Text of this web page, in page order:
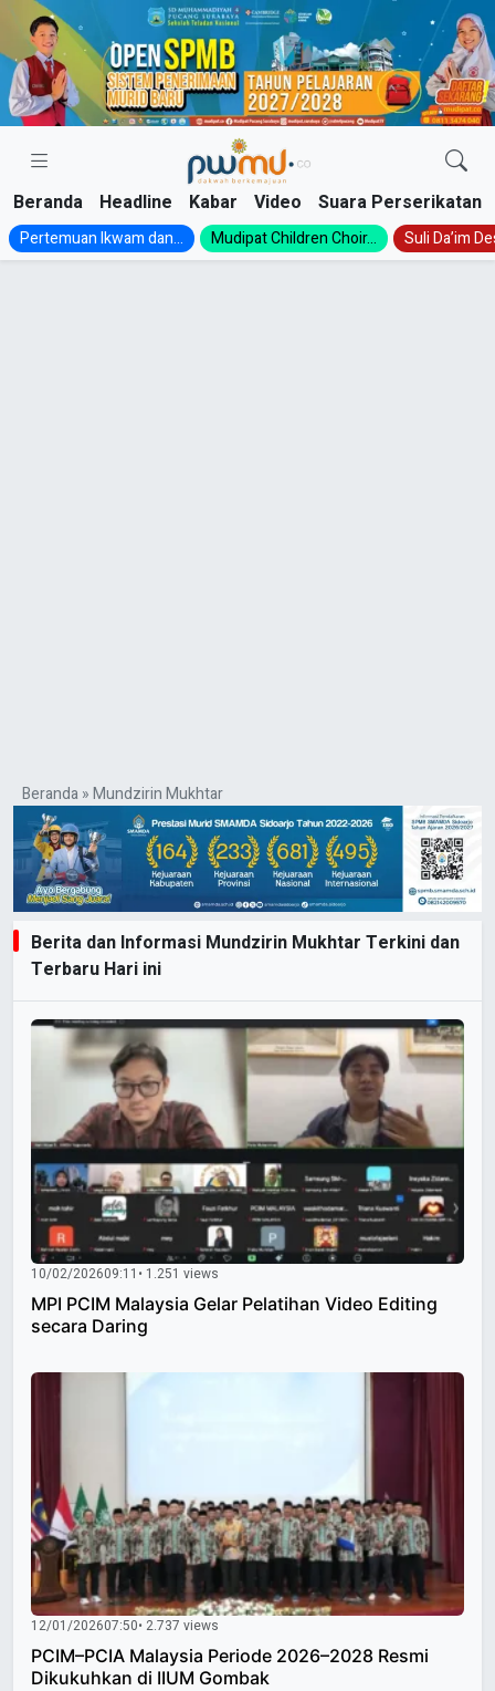
Skip
content
Beranda Headline Kabar Video Suara Perserikatan
Pertemuan Ikwam dan... Mudipat Children Choir... Suli Da’im
Beranda»Mundzirin Mukhtar
Berita dan Informasi Mundzirin Mukhtar Terkini dan
Terbaru Hari ini
10/02/202609:11 • 1.251 views
MPI PCIM Malaysia Gelar Pelatihan Video Editing
secara Daring
12/01/202607:50• 2.737 views
PCIM–PCIA Malaysia Periode 2026–2028 Resmi
Dikukuhkan di IIUM Gombak